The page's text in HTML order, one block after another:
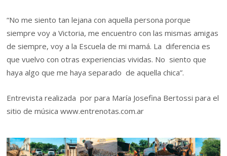
“No me siento tan lejana con aquella persona porque
siempre voy a Victoria, me encuentro con las mismas amigas
de siempre, voy a la Escuela de mi mamá. La diferencia es
que vuelvo con otras experiencias vividas. No siento que
haya algo que me haya separado de aquella chica”.
Entrevista realizada por para María Josefina Bertossi para el
sitio de música www.entrenotas.com.ar